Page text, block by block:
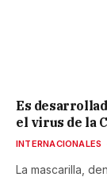
Es
el virus de la
INTERNACIONALES
La mascarilla,